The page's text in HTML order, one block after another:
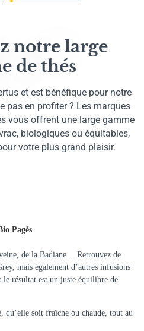
notre large
de thés
et est bénéfique pour notre
pas en profiter ? Les marques
vous offrent une large gamme
biologiques ou équitables,
votre plus grand plaisir.
Pagès
de la Badiane… Retrouvez de
mais également d’autres infusions
résultat est un juste équilibre de
qu’elle soit fraîche ou chaude, tout au